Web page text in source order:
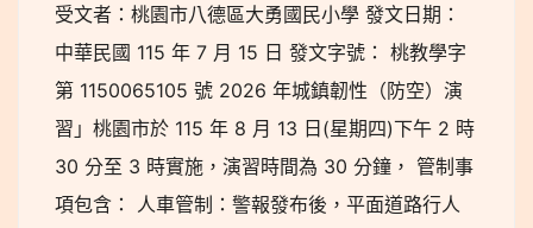
受文者：桃園市八德區大勇國民小學 發文日期：
中華民國 115 年 7 月 15 日 發文字號： 桃教學字
第 1150065105 號 2026 年城鎮韌性（防空）演
習」桃園市於 115 年 8 月 13 日(星期四)下午 2 時
30 分至 3 時實施，演習時間為 30 分鐘， 管制事
項包含： 人車管制：警報發布後，平面道路行人